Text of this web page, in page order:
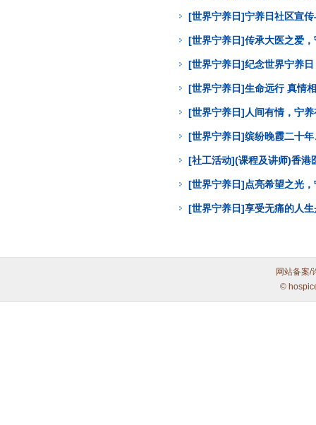
[世界宁养日]宁养日社区宣
[世界宁养日]传承大医之爱
[世界宁养日]纪念世界宁养
[世界宁养日]生命远行 真情
[世界宁养日]人间有情，宁
[世界宁养日]缤纷晚霞二十
[社工活动](课程及讲师)香
[世界宁养日]点亮希望之光
[世界宁养日]享受无痛的人
网站备案/
©